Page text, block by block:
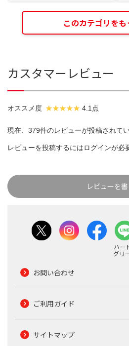
このカテゴリをも
カスタマーレビュー
オススメ度 4.1点
現在、379件のレビューが投稿されてい
レビューを投稿するにはログインが必
レビューを書
ハー
グリ
お問い合わせ
ご利用ガイド
サイトマップ